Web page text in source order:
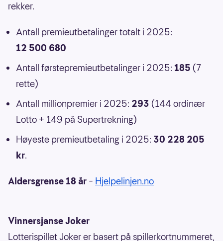
rekker.
Antall premieutbetalinger totalt i 2025:
12 500 680
Antall førstepremieutbetalinger i 2025: 185 (7
rette)
Antall millionpremier i 2025: 293 (144 ordinær
Lotto + 149 på Supertrekning)
Høyeste premieutbetaling i 2025: 30 228 205
kr.
Aldersgrense 18 år – Hjelpelinjen.no
Vinnersjanse Joker
Lotterispillet Joker er basert på spillerkortnummeret,